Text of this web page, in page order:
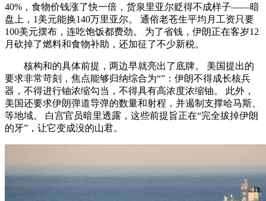
40%，食物价钱涨了快一倍，货泉里亚尔贬得不成样子——暗
盘上，1美元能换140万里亚尔。 通俗老苍生平均月工资只要
100美元摆布，连吃饱饭都费劲。 为了省钱，伊朗正在客岁12
月砍掉了燃料和食物补助，还加征了不少新税。
核构和的具体前提，两边早就亮出了底牌。 美国提出的
要求非常苛刻，焦点能够归纳综合为“”：伊朗不得成长核兵
器，不得进行铀浓缩勾当，不得具有高浓度浓缩铀。 此外，
美国还要求伊朗弹道导弹的数量和射程，并遏制支撑哈马斯、
等地域。 白宫官员暗里透露，这些前提旨正在“完全拔掉伊朗
的牙”，让它变成没的山君。